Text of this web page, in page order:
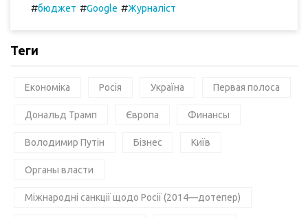
#бюджет #Google #Журналіст
Теги
Економіка Росія Україна Первая полоса
Дональд Трамп Європа Финансы
Володимир Путін Бізнес Київ
Органы власти
Міжнародні санкції щодо Росії (2014—дотепер)